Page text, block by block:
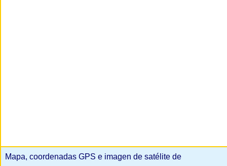
Mapa, coordenadas GPS e imagen de satélite de